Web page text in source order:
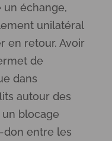
un échange,
unilatéral
en retour. Avoir
de
dans
autour des
blocage
entre les